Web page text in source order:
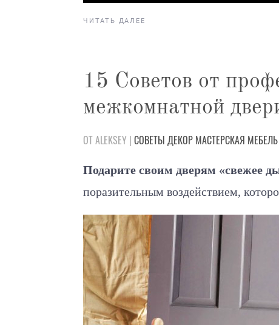
ЧИТАТЬ ДАЛЕЕ
15 Советов от
межкомнатной
ОТ ALEKSEY | СОВЕТЫ ДЕКОР МАСТЕРСКАЯ МЕБЕЛЬ
Подарите своим дверям «свежее
поразительным воздействием,